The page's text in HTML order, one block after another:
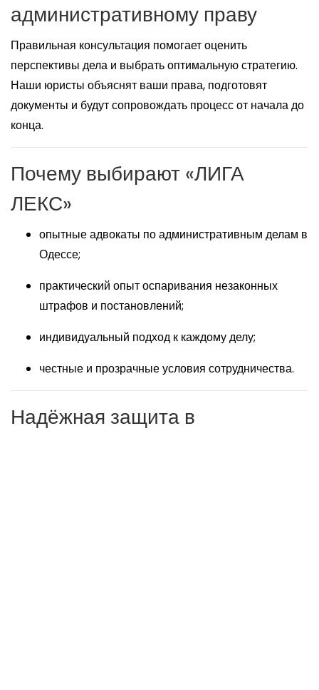
административному праву
Правильная консультация помогает оценить
перспективы дела и выбрать оптимальную стратегию.
Наши юристы объяснят ваши права, подготовят
документы и будут сопровождать процесс от начала до
конца.
Почему выбирают «ЛИГА
ЛЕКС»
опытные адвокаты по административным делам в
Одессе;
практический опыт оспаривания незаконных
штрафов и постановлений;
индивидуальный подход к каждому делу;
честные и прозрачные условия сотрудничества.
Надёжная защита в